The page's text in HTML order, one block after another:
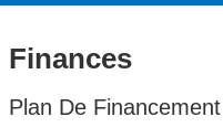
Finances
Plan De